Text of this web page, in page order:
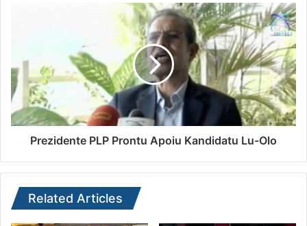
Prezidente PLP Prontu Apoiu Kandidatu Lu-Olo
Related Articles